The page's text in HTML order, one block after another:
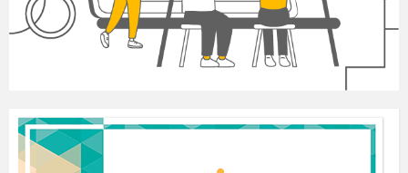
«Дзеркало»:
показує емоцію (радість, гнів, здивування),